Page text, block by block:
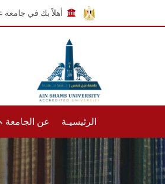
أهلاً بك في
الرئيسيـة عن الجامعة